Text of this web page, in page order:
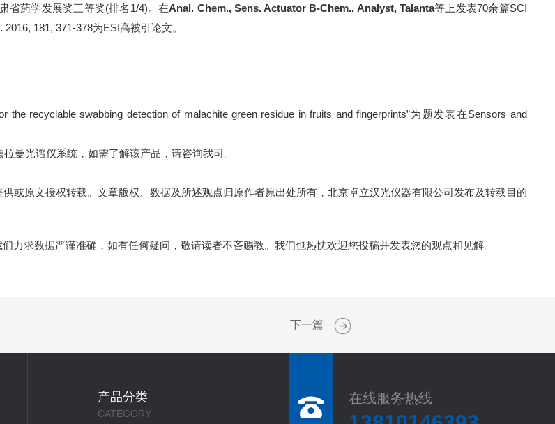
省药学发展奖三等奖(排名 1/4)。在Anal. Chem., Sens. Actuator B-Chem., Analyst, Talanta等上发表70余篇SCI
2016, 181, 371-378为ESI高被引论文。
the recyclable swabbing detection of malachite green residue in fruits and fingerprints”为题发表在Sensors and
拉曼光谱仪系统 ，如需了解该产品，请咨询我司。
或原文授权转载。文章版权、数据及所述观点归原作者原出处所有，北京卓立汉光仪器有限公司发布及转载目的
力求数据严谨准确，如有任何疑问，敬请读者不吝赐教。我们也热忱欢迎您投稿并发表您的观点和见解。
下一篇
产品分类
CATEGORY
在线服务热线